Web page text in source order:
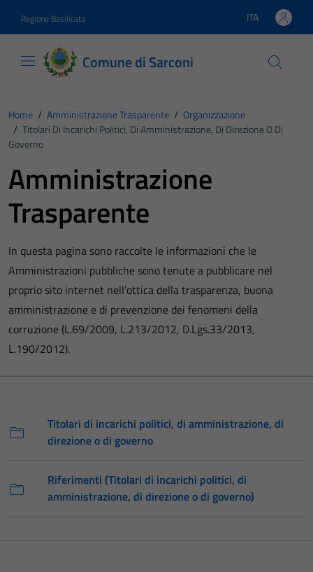
Regione Basilicata Lingua attiva:
ITA
Comune di Sarconi
Home / Amministrazione Trasparente / Organizzazione
/ Titolari Di Incarichi Politici, Di Amministrazione, Di Direzione O Di
Governo
Amministrazione
Trasparente
In questa pagina sono raccolte le informazioni che le
Amministrazioni pubbliche sono tenute a pubblicare nel
proprio sito internet nell’ottica della trasparenza, buona
amministrazione e di prevenzione dei fenomeni della
corruzione (L.69/2009, L.213/2012, D.Lgs.33/2013,
L.190/2012).
Titolari di incarichi politici, di amministrazione, di
direzione o di governo
Riferimenti (Titolari di incarichi politici, di
amministrazione, di direzione o di governo)